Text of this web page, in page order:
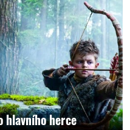
hlavního herce